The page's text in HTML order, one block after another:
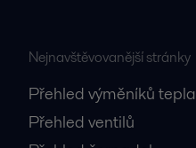
Nejnavštěvovanější stránky
Přehled výměníků tepla
Přehled ventilů